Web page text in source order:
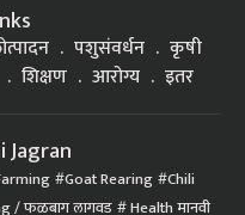
पशुसंवर्धन
कृषी
शिक्षण आरोग्य इतर
Jagran
Goat Rearing Chili
/ फळबाग लागवड Health मानवी